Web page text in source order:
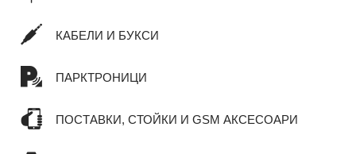
КАБЕЛИ И БУКСИ
ПАРКТРОНИЦИ
ПОСТАВКИ, СТОЙКИ И GSM АКСЕСОАРИ